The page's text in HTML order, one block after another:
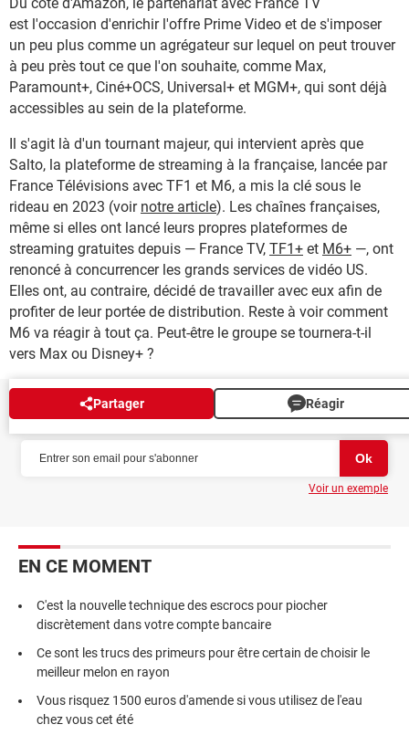
Du côté d'Amazon, le partenariat avec France TV
est l'occasion d'enrichir l'offre Prime Video et de s'imposer
un peu plus comme un agrégateur sur lequel on peut trouver
à peu près tout ce que l'on souhaite, comme Max,
Paramount+, Ciné+OCS, Universal+ et MGM+, qui sont déjà
accessibles au sein de la plateforme.
Il s'agit là d'un tournant majeur, qui intervient après que
Salto, la plateforme de streaming à la française, lancée par
France Télévisions avec TF1 et M6, a mis la clé sous le
rideau en 2023 (voir notre article). Les chaînes françaises,
même si elles ont lancé leurs propres plateformes de
streaming gratuites depuis — France TV, TF1+ et M6+ —, ont
renoncé à concurrencer les grands services de vidéo US.
Elles ont, au contraire, décidé de travailler avec eux afin de
profiter de leur portée de distribution. Reste à voir comment
M6 va réagir à tout ça. Peut-être le groupe se tournera-t-il
vers Max ou Disney+ ?
Partager Réagir
NEWSLETTER
Voir un exemple
EN CE MOMENT
C'est la nouvelle technique des escrocs pour piocher
discrètement dans votre compte bancaire
Ce sont les trucs des primeurs pour être certain de choisir le
meilleur melon en rayon
Vous risquez 1500 euros d'amende si vous utilisez de l'eau
chez vous cet été